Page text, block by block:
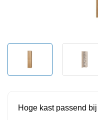
Hoge kast passend